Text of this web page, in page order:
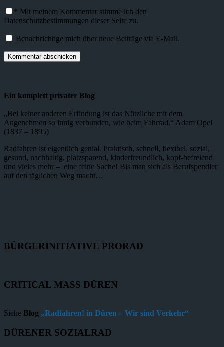
* Mit meinem Kommentar stimme ich den
Datenschutzbestimmungen dieser Seite zu.
Benachrichtige mich über neue Beiträge via E-Mail.
Ein komplett privater Blog
„Bei keiner anderen Erfindung ist das Nützliche mit dem
Angenehmen so innig verbunden, wie beim Fahrrad.“ Adam Opel
(1837 – 1895)
Radfahren ist eigentlich genial. Praktisch, schnell, flexibel, sozial,
gesund, nachhaltig, platzsparend, kinderfreundlich, kopf-befreiend
und vieles mehr – eine feine Sache! Bis man sich als Berufspendler
auf den täglichen Weg macht…
BÜRGERINITIATIVE PRORAD
CRITICAL MASS DÜREN
Siehe Blog „Radfahren! in Düren – Wir sind Verkehr“
DÜRENER SOZIALRAD